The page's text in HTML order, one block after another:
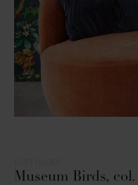
Museum Birds, col.